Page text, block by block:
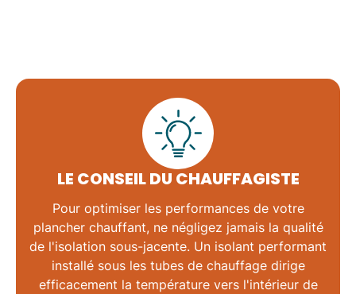
LE CONSEIL DU CHAUFFAGISTE
Pour optimiser les performances de votre
plancher chauffant, ne négligez jamais la qualité
de l'isolation sous-jacente. Un isolant performant
installé sous les tubes de chauffage dirige
efficacement la température vers l'intérieur de